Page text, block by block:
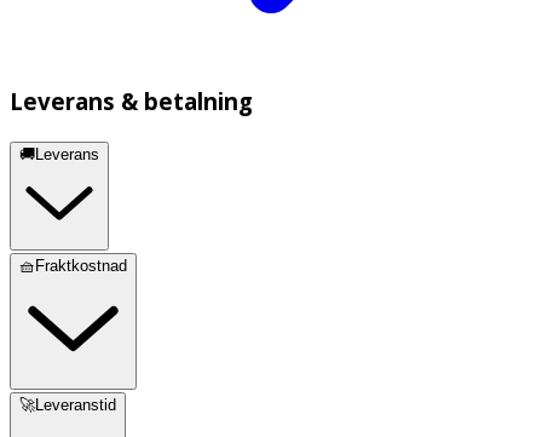
Leverans & betalning
🚚Leverans
🧺Fraktkostnad
🚀Leveranstid